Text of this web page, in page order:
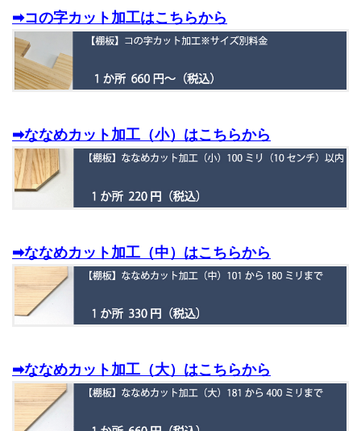
➡コの字カット加工はこちらから
➡ななめカット加工（小）はこちらから
➡ななめカット加工（中）はこちらから
➡ななめカット加工（大）はこちらから